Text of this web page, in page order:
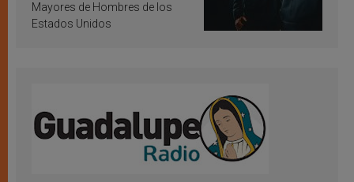
Mayores de Hombres de los
Estados Unidos